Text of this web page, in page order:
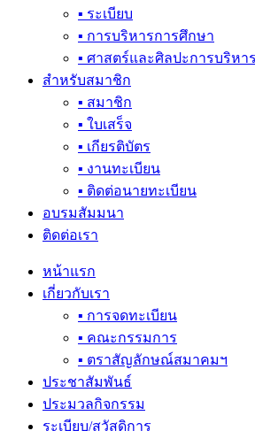
▪ ระเบียบ
▪ การบริหารการศึกษา
▪ ศาสตร์และศิลปะการบริหาร
สำหรับสมาชิก
▪ สมาชิก
▪ ใบเสร็จ
▪ เกียรติบัตร
▪ งานทะเบียน
▪ ติดต่อนายทะเบียน
อบรมสัมมนา
ติดต่อเรา
หน้าแรก
เกี่ยวกับเรา
▪ การจดทะเบียน
▪ คณะกรรมการ
▪ ตราสัญลักษณ์สมาคมฯ
ประชาสัมพันธ์
ประมวลกิจกรรม
ระเบียบ/สวัสดิการ